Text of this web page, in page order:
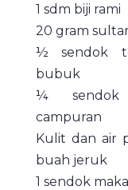
1 sdm biji rami
20 gram
½ sendok
bubuk
¼
campuran
Kulit dan air
buah jeruk
1 sendok